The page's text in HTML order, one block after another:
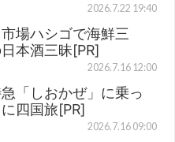
2026.7.22 19:40
場ハシゴで海鮮三
本酒三昧[PR]
2026.7.16 12:00
「しおかぜ」に乗っ
四国旅[PR]
2026.7.16 09:00